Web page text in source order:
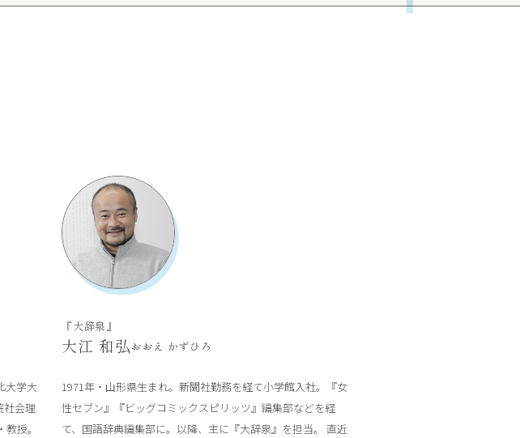
大学大
社会理
授。
『大辞泉』
大江 和弘おおえ かずひろ
1971年・山形県生まれ。新聞社勤務を経て小学館入社。『女
性セブン』『ビッグコミックスピリッツ』編集部などを経
て、国語辞典編集部に。以降、主に『大辞泉』を担当。 直近